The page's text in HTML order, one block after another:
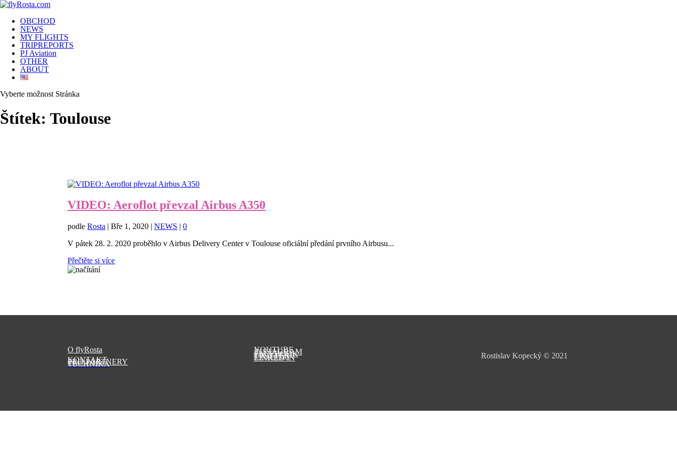
OBCHOD
NEWS
MY FLIGHTS
TRIPREPORTS
PJ Aviation
OTHER
ABOUT
Vyberte možnost Stránka
Štítek: Toulouse
VIDEO: Aeroflot převzal Airbus A350
podleRosta |Bře 1, 2020 |NEWS |0
V pátek 28. 2. 2020 proběhlo v Airbus Delivery Center v Toulouse oficiální předání prvního Airbusu...
Přečtěte si více
O flyRosta
KONTAKT
PRO PARTNERY
TECHNIKA
YOUTUBE
INSTAGRAM
FACEBOOK
TWITTER
LINKED IN Rostislav Kopecký© 2021